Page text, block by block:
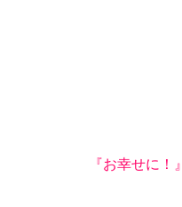
『お幸せに！』